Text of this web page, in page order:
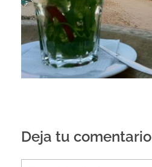
Deja tu comentario